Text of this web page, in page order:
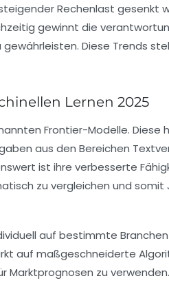
Rechenlast gesenkt
gewinnt die
Diese Trends
Lernen 2025
Frontier-Modelle. Diese
aus den Bereichen
ist ihre verbesserte
zu vergleichen und somit
auf bestimmte
auf maßgeschneiderte
Marktprognosen zu verwenden.